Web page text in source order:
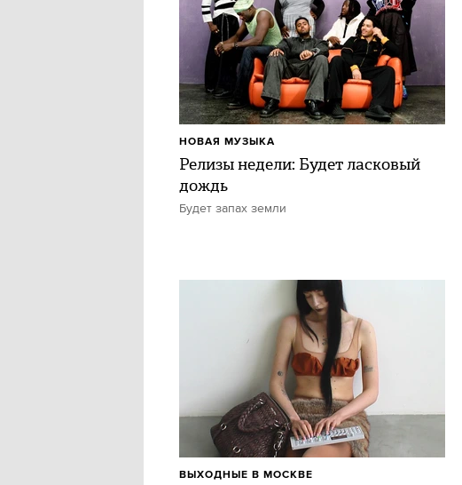
Релизы недели: Будет ласковый
дождь
Будет запах земли
НОВАЯ МУЗЫКА
ВЫХОДНЫЕ В МОСКВЕ